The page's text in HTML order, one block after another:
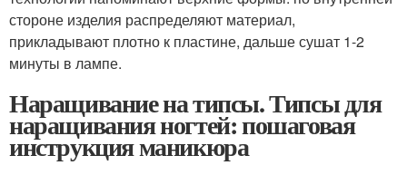
стороне изделия распределяют материал,
прикладывают плотно к пластине, дальше сушат 1-2
минуты в лампе.
Наращивание на типсы. Типсы для
наращивания ногтей: пошаговая
инструкция маникюра